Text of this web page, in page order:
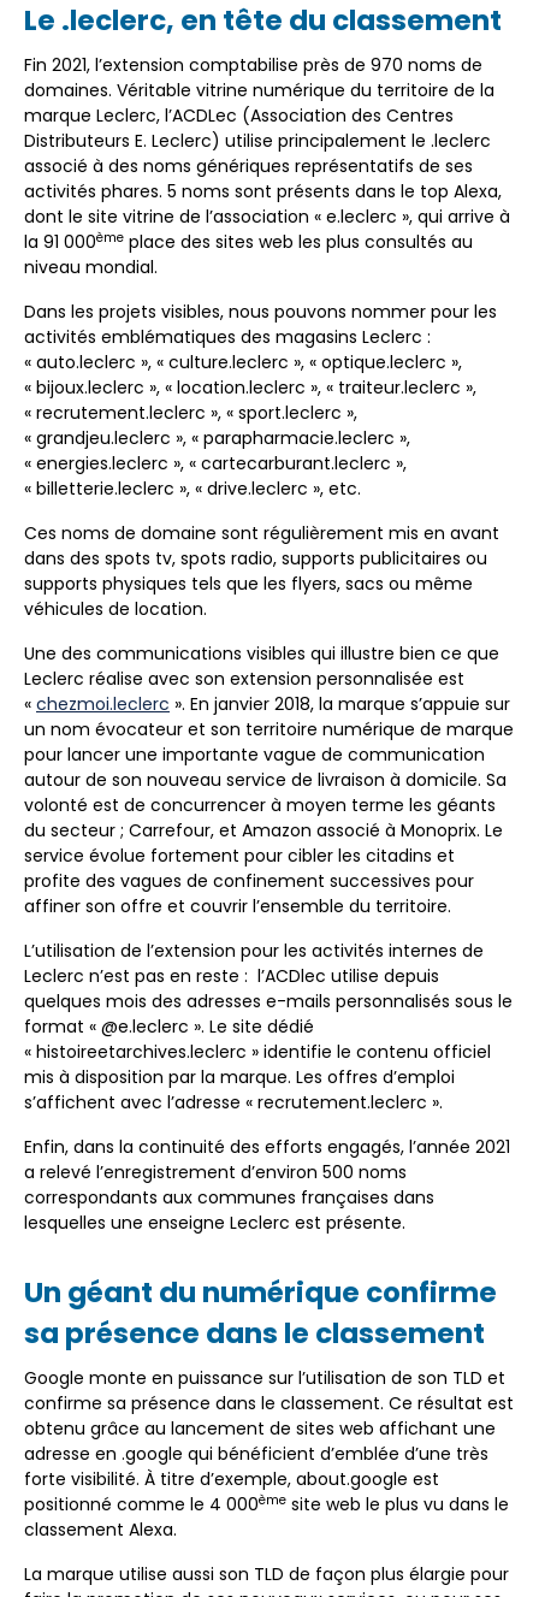
Le .leclerc, en tête du classement
Fin 2021, l’extension comptabilise près de 970 noms de
domaines. Véritable vitrine numérique du territoire de la
marque Leclerc, l’ACDLec (Association des Centres
Distributeurs E. Leclerc) utilise principalement le .leclerc
associé à des noms génériques représentatifs de ses
activités phares. 5 noms sont présents dans le top Alexa,
dont le site vitrine de l’association « e.leclerc », qui arrive à
la 91 000ème place des sites web les plus consultés au
niveau mondial.
Dans les projets visibles, nous pouvons nommer pour les
activités emblématiques des magasins Leclerc :
« auto.leclerc », « culture.leclerc », « optique.leclerc »,
« bijoux.leclerc », « location.leclerc », « traiteur.leclerc »,
« recrutement.leclerc », « sport.leclerc »,
« grandjeu.leclerc », « parapharmacie.leclerc »,
« energies.leclerc », « cartecarburant.leclerc »,
« billetterie.leclerc », « drive.leclerc », etc.
Ces noms de domaine sont régulièrement mis en avant
dans des spots tv, spots radio, supports publicitaires ou
supports physiques tels que les flyers, sacs ou même
véhicules de location.
Une des communications visibles qui illustre bien ce que
Leclerc réalise avec son extension personnalisée est
« chezmoi.leclerc ». En janvier 2018, la marque s’appuie sur
un nom évocateur et son territoire numérique de marque
pour lancer une importante vague de communication
autour de son nouveau service de livraison à domicile. Sa
volonté est de concurrencer à moyen terme les géants
du secteur ; Carrefour, et Amazon associé à Monoprix. Le
service évolue fortement pour cibler les citadins et
profite des vagues de confinement successives pour
affiner son offre et couvrir l’ensemble du territoire.
L’utilisation de l’extension pour les activités internes de
Leclerc n’est pas en reste : l’ACDlec utilise depuis
quelques mois des adresses e-mails personnalisés sous le
format « @e.leclerc ». Le site dédié
« histoireetarchives.leclerc » identifie le contenu officiel
mis à disposition par la marque. Les offres d’emploi
s’affichent avec l’adresse « recrutement.leclerc ».
Enfin, dans la continuité des efforts engagés, l’année 2021
a relevé l’enregistrement d’environ 500 noms
correspondants aux communes françaises dans
lesquelles une enseigne Leclerc est présente.
Un géant du numérique confirme
sa présence dans le classement
Google monte en puissance sur l’utilisation de son TLD et
confirme sa présence dans le classement. Ce résultat est
obtenu grâce au lancement de sites web affichant une
adresse en .google qui bénéficient d’emblée d’une très
forte visibilité. À titre d’exemple, about.google est
positionné comme le 4 000ème site web le plus vu dans le
classement Alexa.
La marque utilise aussi son TLD de façon plus élargie pour